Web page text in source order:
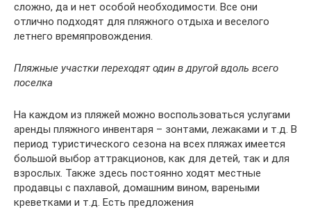
сложно, да и нет особой необходимости. Все они
отлично подходят для пляжного отдыха и веселого
летнего времяпровождения.
Пляжные участки переходят один в другой вдоль всего
поселка
На каждом из пляжей можно воспользоваться услугами
аренды пляжного инвентаря – зонтами, лежаками и т.д. В
период туристического сезона на всех пляжах имеется
большой выбор аттракционов, как для детей, так и для
взрослых. Также здесь постоянно ходят местные
продавцы с пахлавой, домашним вином, вареными
креветками и т.д. Есть предложения